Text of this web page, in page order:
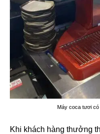
Máy coca tươi có
Khi khách hàng thưởng